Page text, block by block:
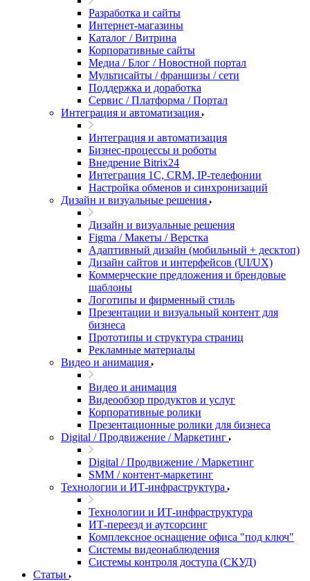
Разработка и сайты
Интернет-магазины
Каталог / Витрина
Корпоративные сайты
Медиа / Блог / Новостной портал
Мультисайты / франшизы / сети
Поддержка и доработка
Сервис / Платформа / Портал
Интеграция и автоматизация
Интеграция и автоматизация
Бизнес-процессы и роботы
Внедрение Bitrix24
Интеграция 1С, CRM, IP-телефонии
Настройка обменов и синхронизаций
Дизайн и визуальные решения
Дизайн и визуальные решения
Figma / Макеты / Верстка
Адаптивный дизайн (мобильный + десктоп)
Дизайн сайтов и интерфейсов (UI/UX)
Коммерческие предложения и брендовые
шаблоны
Логотипы и фирменный стиль
Презентации и визуальный контент для
бизнеса
Прототипы и структура страниц
Рекламные материалы
Видео и анимация
Видео и анимация
Видеообзор продуктов и услуг
Корпоративные ролики
Презентационные ролики для бизнеса
Digital / Продвижение / Маркетинг
Digital / Продвижение / Маркетинг
SMM / контент-маркетинг
Технологии и ИТ-инфраструктура
Технологии и ИТ-инфраструктура
ИТ-переезд и аутсорсинг
Комплексное оснащение офиса "под ключ"
Системы видеонаблюдения
Системы контроля доступа (СКУД)
Статьи